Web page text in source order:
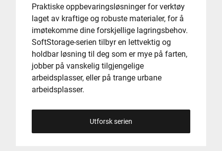
Praktiske oppbevaringsløsninger for verktøy
laget av kraftige og robuste materialer, for å
imøtekomme dine forskjellige lagringsbehov.
SoftStorage-serien tilbyr en lettvektig og
holdbar løsning til deg som er mye på farten,
jobber på vanskelig tilgjengelige
arbeidsplasser, eller på trange urbane
arbeidsplasser.
Utforsk serien